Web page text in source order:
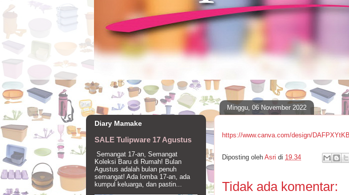
Minggu, 06 November 2022
https://www.canva.com/design/
Diposting oleh Asri di 19.34
Tidak ada komentar:
Diary Mamake
SALE Tulipware 17 Agustus
Semangat 17-an, Semangat
Koleksi Baru di Rumah! Bulan
Agustus adalah bulan penuh
semangat! Ada lomba 17-an, ada
kumpul keluarga, dan pastin...